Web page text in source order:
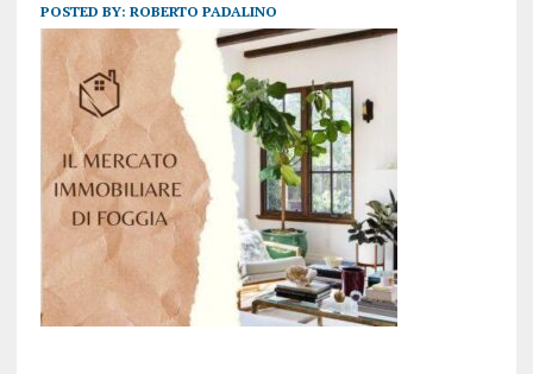
POSTED BY: ROBERTO PADALINO